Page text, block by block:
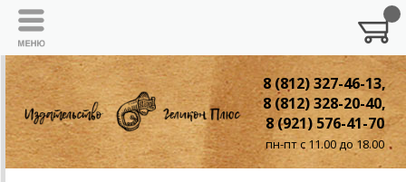
8 (812) 327-46-13,
8 (812) 328-20-40,
8 (921) 576-41-70
пн-пт с 11.00 до 18.00